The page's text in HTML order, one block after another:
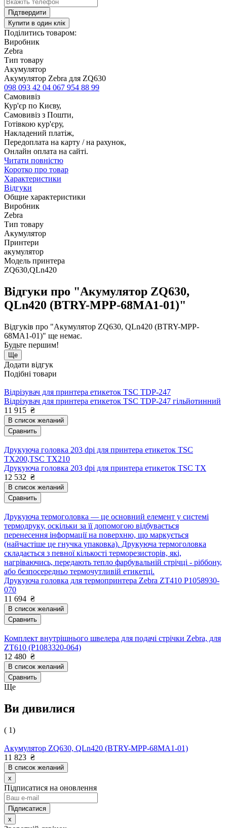
Підтвердити
Купити в один клік
Поділитись товаром:
Виробник
Zebra
Тип товару
Акумулятор
Акумулятор Zebra для ZQ630
098 093 42 04 067 954 88 99
Самовивіз
Кур'єр по Києву,
Самовивіз з Пошти,
Готівкою кур'єру,
Накладений платіж,
Передоплата на карту / на рахунок,
Онлайн оплата на сайті.
Читати повністю
Коротко про товар
Характеристики
Відгуки
Общие характеристики
Виробник
Zebra
Тип товару
Акумулятор
Принтери
акумулятор
Модель принтера
ZQ630,QLn420
Відгуки про "Акумулятор ZQ630,
QLn420 (BTRY-MPP-68MA1-01)"
Відгуків про "Акумулятор ZQ630, QLn420 (BTRY-MPP-
68MA1-01)" ще немає.
Будьте першим!
Ще
Додати відгук
Подібні товари
Відрізувач для принтера етикеток TSC TDP-247
Відрізувач для принтера етикеток TSC TDP-247 гільйотинний
11 915 ₴
В список желаний
Сравнить
Друкуюча головка 203 dpi для принтера етикеток TSC
TX200,TSC TX210
Друкуюча головка 203 dpi для принтера етикеток TSC TX
12 532 ₴
В список желаний
Сравнить
Друкуюча термоголовка — це основний елемент у системі
термодруку, оскільки за її допомогою відбувається
перенесення інформації на поверхню, що маркується
(найчастіше це гнучка упаковка). Друкуюча термоголовка
складається з певної кількості терморезисторів, які,
нагріваючись, передають тепло фарбувальній стрічці - ріббону,
або безпосередньо термочутливій етикетці.
Друкуюча головка для термопринтера Zebra ZT410 P1058930-
070
11 694 ₴
В список желаний
Сравнить
Комплект внутрішнього швелера для подачі стрічки Zebra, для
ZT610 (P1083320-064)
12 480 ₴
В список желаний
Сравнить
Ще
Ви дивилися
( 1)
Акумулятор ZQ630, QLn420 (BTRY-MPP-68MA1-01)
11 823 ₴
В список желаний
x
Підписатися на оновлення
x